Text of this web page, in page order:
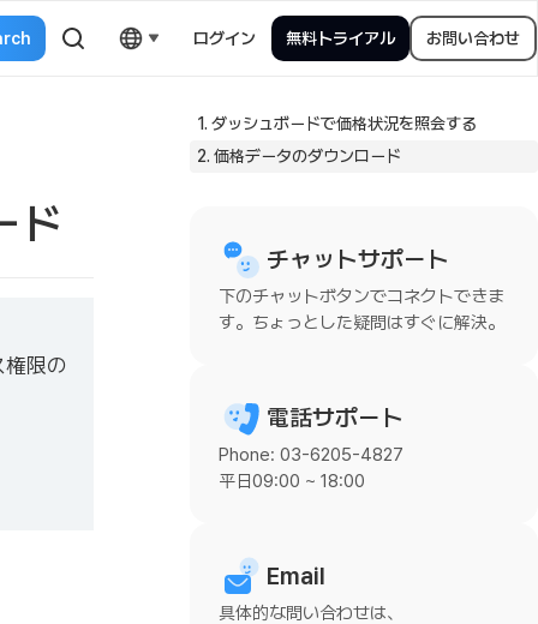
ログイン 無料トライアル お問い合わせ
ド
限の
1. ダッシュボードで価格状況を照会する
2. 価格データのダウンロード
チャットサポート
下のチャットボタンでコネクトできま
す。ちょっとした疑問はすぐに解決。
電話サポート
Phone: 03-6205-4827
平日09:00 ~ 18:00
Email
具体的な問い合わせは、